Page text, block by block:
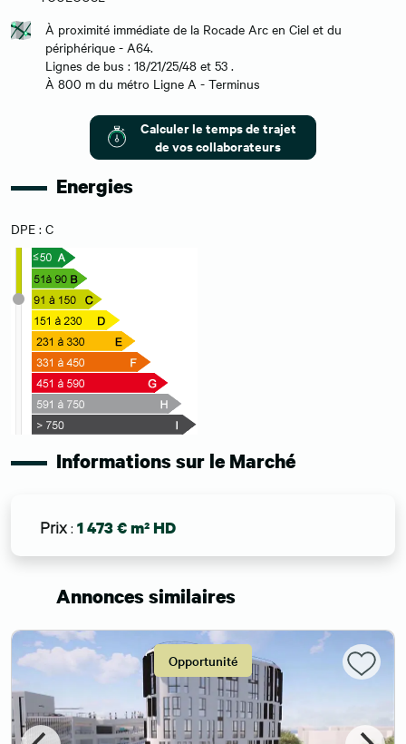
À proximité immédiate de la Rocade Arc en Ciel et du
périphérique - A64.
Lignes de bus : 18/21/25/48 et 53 .
À 800 m du métro Ligne A - Terminus
Calculer le temps de trajet
de vos collaborateurs
Energies
DPE : C
Informations sur le Marché
Prix: 1 473 € m² HD
Annonces similaires
Opportunité